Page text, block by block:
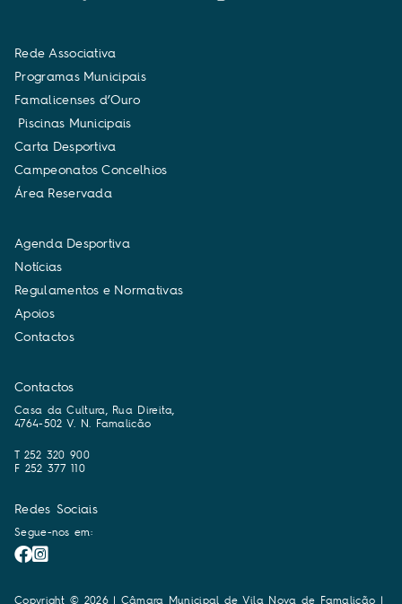
Rede Associativa
Programas Municipais
Famalicenses d’Ouro
Piscinas Municipais
Carta Desportiva
Campeonatos Concelhios
Área Reservada
Agenda Desportiva
Notícias
Regulamentos e Normativas
Apoios
Contactos
Contactos
Casa da Cultura, Rua Direita,
4764-502 V. N. Famalicão
T 252 320 900
F 252 377 110
Redes Sociais
Segue-nos em:
Copyright © 2026 | Câmara Municipal de Vila Nova de Famalicão |